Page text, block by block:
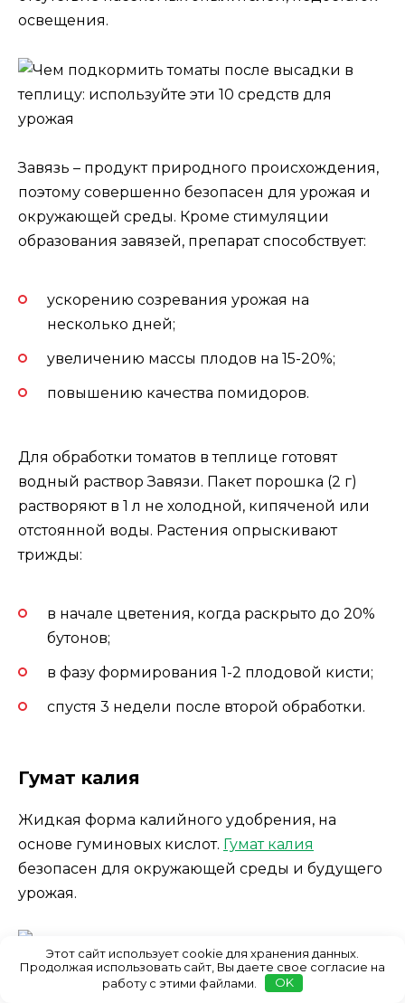
освещения.
Завязь – продукт природного происхождения,
поэтому совершенно безопасен для урожая и
окружающей среды. Кроме стимуляции
образования завязей, препарат способствует:
ускорению созревания урожая на
несколько дней;
увеличению массы плодов на 15-20%;
повышению качества помидоров.
Для обработки томатов в теплице готовят
водный раствор Завязи. Пакет порошка (2 г)
растворяют в 1 л не холодной, кипяченой или
отстоянной воды. Растения опрыскивают
трижды:
в начале цветения, когда раскрыто до 20%
бутонов;
в фазу формирования 1-2 плодовой кисти;
спустя 3 недели после второй обработки.
Гумат калия
Жидкая форма калийного удобрения, на
основе гуминовых кислот. Гумат калия
безопасен для окружающей среды и будущего
урожая.
Этот сайт использует cookie для хранения данных.
Продолжая использовать сайт, Вы даете свое согласие на
работу с этими файлами.
OK